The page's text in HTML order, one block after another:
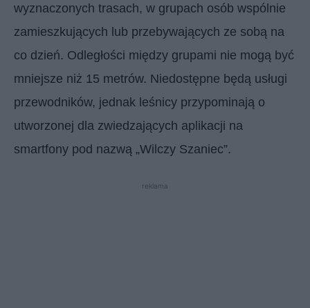
wyznaczonych trasach, w grupach osób wspólnie
zamieszkujących lub przebywających ze sobą na
co dzień. Odległości między grupami nie mogą być
mniejsze niż 15 metrów. Niedostępne będą usługi
przewodników, jednak leśnicy przypominają o
utworzonej dla zwiedzających aplikacji na
smartfony pod nazwą „Wilczy Szaniec”.
reklama